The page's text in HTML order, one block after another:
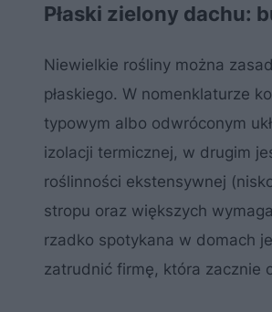
Płaski zielony dachu:
Niewielkie rośliny można
płaskiego. W nomenklaturze
typowym albo odwróconym
izolacji termicznej, w drugim
roślinności ekstensywnej
stropu oraz większych
rzadko spotykana w domach
zatrudnić firmę, która zacznie